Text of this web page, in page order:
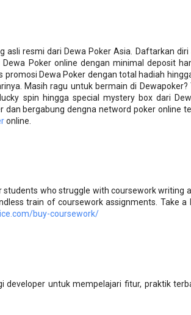
asli resmi dari Dewa Poker Asia. Daftarkan diri
Poker online dengan minimal deposit
Dewa Poker dengan total hadiah
Masih ragu untuk bermain di Dewapoker?
spin hingga special mystery box dari
bergabung dengna netword poker online
online.
who struggle with coursework writing
train of coursework assignments. Take a
buy-coursework/
developer untuk mempelajari fitur, praktik